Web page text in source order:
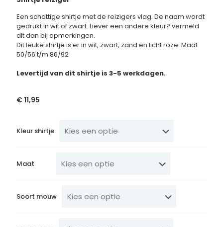
Een schattige shirtje met de reizigers vlag. De naam wordt
gedrukt in wit of zwart. Liever een andere kleur? vermeld
dit dan bij opmerkingen.
Dit leuke shirtje is er in wit, zwart, zand en licht roze. Maat
50/56 t/m 86/92
Levertijd van dit shirtje is 3-5 werkdagen.
€11,95
Kleur shirtje
Maat
Soort mouw